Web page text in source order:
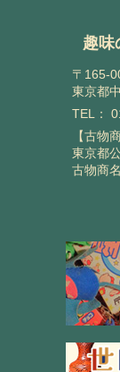
趣味
〒165-
東京都
TEL：
【古物
東京都
古物商